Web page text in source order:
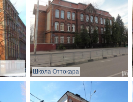
Школа Оттокара